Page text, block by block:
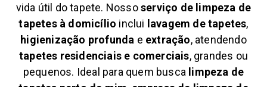
vida útil do tapete. Nossoserviço de limpeza de
tapetes à domicílio inclui lavagem de tapetes,
higienização profunda e extração, atendendo
tapetes residenciais e comerciais, grandes ou
pequenos. Ideal para quem busca limpeza de